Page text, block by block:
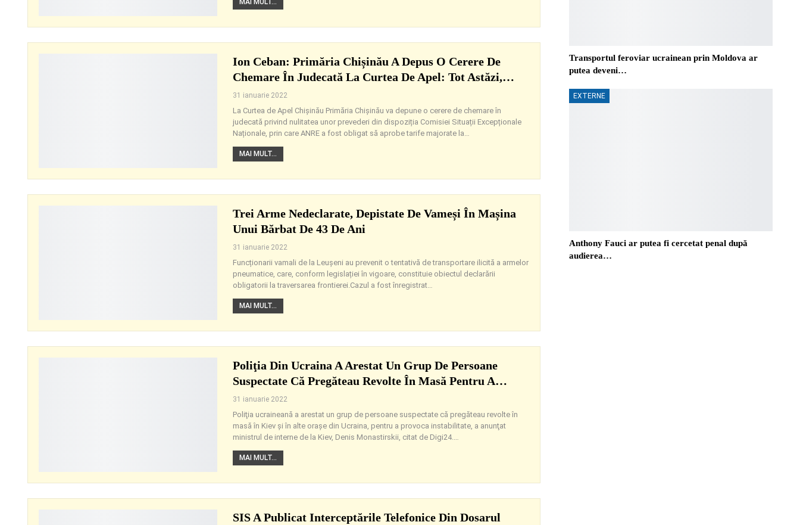
Ion Ceban: Primăria Chișinău A Depus O Cerere De
Chemare În Judecată La Curtea De Apel: Tot Astăzi,…
31 ianuarie 2022
La Curtea de Apel Chișinău Primăria Chișinău va depune o cerere de chemare în
judecată privind nulitatea unor prevederi din dispoziția Comisiei Situații Excepționale
Naționale, prin care ANRE a fost obligat să aprobe tarife majorate la
MAI MULT...
Trei Arme Nedeclarate, Depistate De Vameși În Mașina
Unui Bărbat De 43 De Ani
31 ianuarie 2022
Funcționarii vamali de la Leușeni au prevenit o tentativă de transportare ilicită a armelor
pneumatice, care, conform legislației în vigoare, constituie obiectul declarării
obligatorii la traversarea frontierei.Cazul a fost înregistrat
MAI MULT...
Poliţia Din Ucraina A Arestat Un Grup De Persoane
Suspectate Că Pregăteau Revolte În Masă Pentru A…
31 ianuarie 2022
Poliţia ucraineană a arestat un grup de persoane suspectate că pregăteau revolte în
masă în Kiev şi în alte oraşe din Ucraina, pentru a provoca instabilitate, a anunţat
ministrul de interne de la Kiev, Denis Monastirskii, citat de Digi24.
MAI MULT...
SIS A Publicat Interceptările Telefonice Din Dosarul
Transportul feroviar ucrainean prin Moldova ar
putea deveni…
EXTERNE
Anthony Fauci ar putea fi cercetat penal după
audierea…